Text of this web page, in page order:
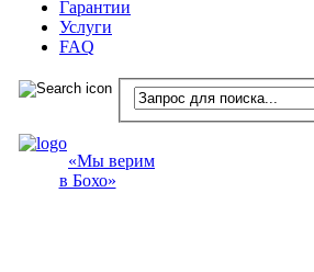
Гарантии
Услуги
FAQ
«Мы верим
в Бохо»